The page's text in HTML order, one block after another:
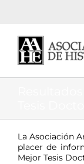
La Asociación
placer de
Mejor Tesis